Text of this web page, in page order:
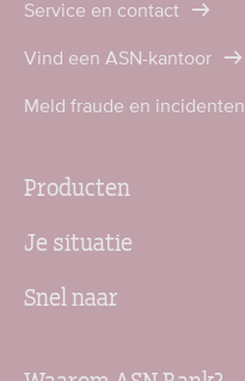
Service en contact
Vind een ASN-kantoor
Meld fraude en incidenten
Producten
Je situatie
Snel naar